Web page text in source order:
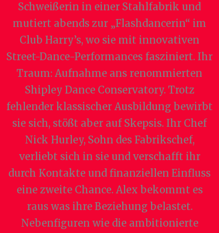
Schweißerin in einer Stahlfabrik und
mutiert abends zur „Flashdancerin“ im
Club Harry’s, wo sie mit innovativen
Street-Dance-Performances fasziniert. Ihr
Traum: Aufnahme ans renommierten
Shipley Dance Conservatory. Trotz
fehlender klassischer Ausbildung bewirbt
sie sich, stößt aber auf Skepsis. Ihr Chef
Nick Hurley, Sohn des Fabrikschef,
verliebt sich in sie und verschafft ihr
durch Kontakte und finanziellen Einfluss
eine zweite Chance. Alex bekommt es
raus was ihre Beziehung belastet.
Nebenfiguren wie die ambitionierte